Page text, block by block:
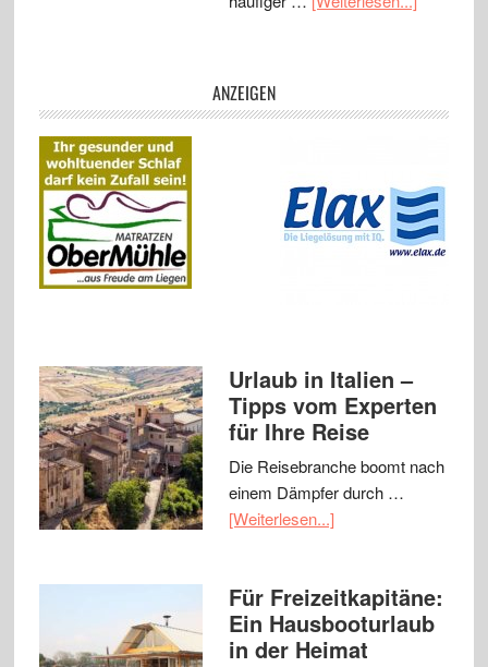
ANZEIGEN
Urlaub in Italien –
Tipps vom Experten
für Ihre Reise
Die Reisebranche boomt nach
einem Dämpfer durch …
[Weiterlesen...]
Für Freizeitkapitäne:
Ein Hausbooturlaub
in der Heimat